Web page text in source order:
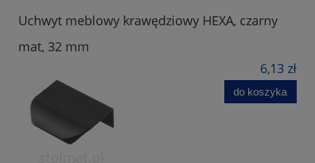
Uchwyt meblowy krawędziowy HEXA, czarny
mat, 32 mm
6,13 zł
do koszyka